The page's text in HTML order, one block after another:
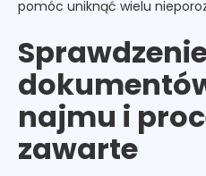
pomóc uniknąć wielu
najmu i
zawarte